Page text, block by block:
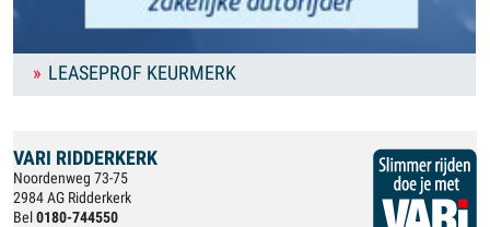
LEASEPROF KEURMERK
VARI RIDDERKERK
Noordenweg 73-75
2984 AG Ridderkerk
Bel 0180-744550